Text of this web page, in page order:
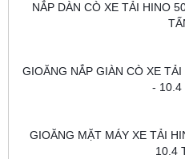
NẮP DÀN CÒ XE TẢI HINO
GIOĂNG NẮP GIÀN CÒ XE
- 10.4
GIOĂNG MẶT MÁY XE TẢI
10.4